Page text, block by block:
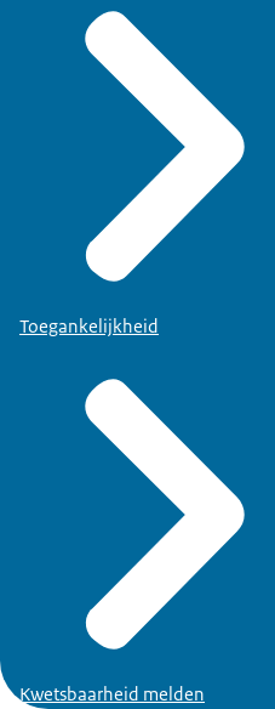
Toegankelijkheid
Kwetsbaarheid melden